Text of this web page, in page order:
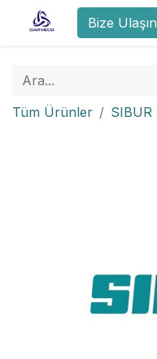
Bize Ulaşın
Tüm Ürünler SIBUR